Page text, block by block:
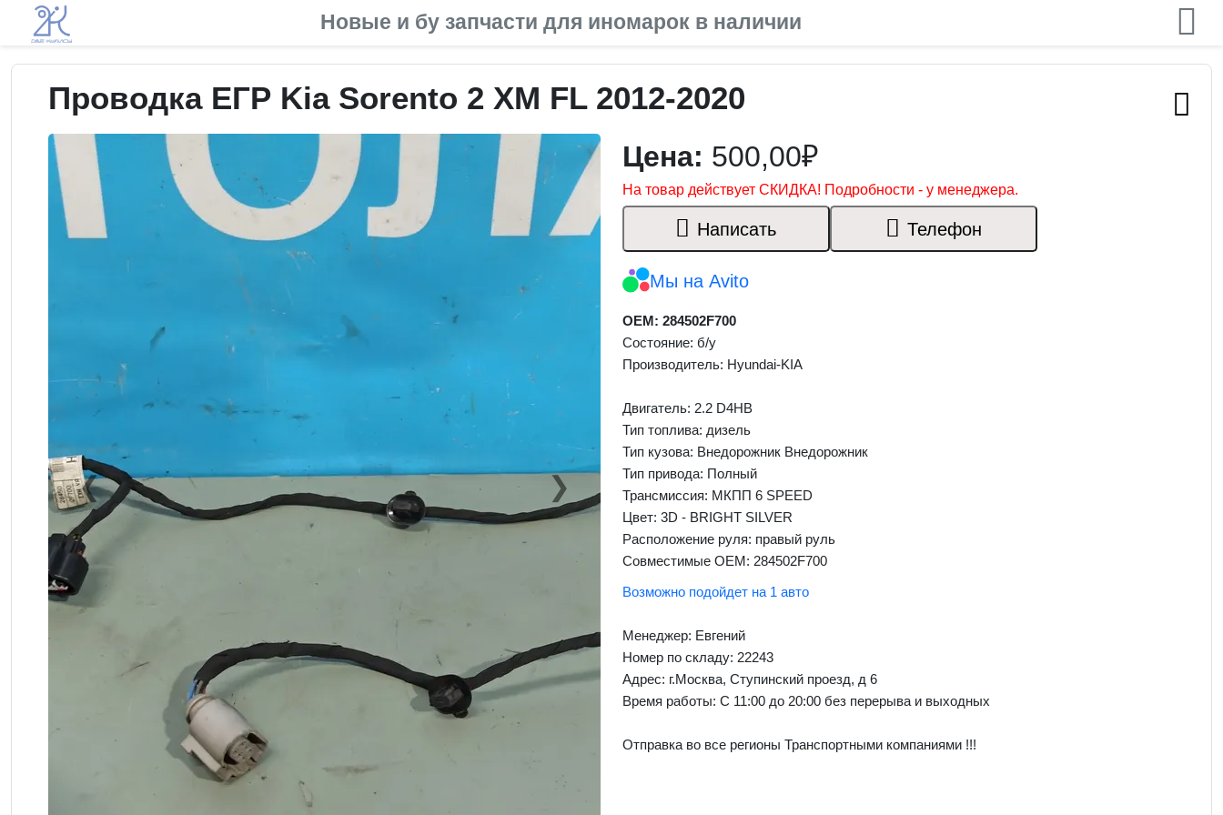
Новые и бу запчасти для иномарок в наличии
Проводка ЕГР Kia Sorento 2 XM FL 2012-2020
❮Previous ❯
Next
Цена: 500,00₽
На товар действует СКИДКА! Подробности - у менеджера.
Написать Телефон
Мы на Avito
OEM: 284502F700
Состояние: б/у
Производитель: Hyundai-KIA
Двигатель: 2.2 D4HB
Тип топлива: дизель
Тип кузова: Внедорожник Внедорожник
Тип привода: Полный
Трансмиссия: МКПП 6 SPEED
Цвет: 3D - BRIGHT SILVER
Расположение руля: правый руль
Совместимые OEM: 284502F700
Возможно подойдет на 1 авто
Менеджер: Евгений
Номер по складу: 22243
Адрес: г.Москва, Ступинский проезд, д 6
Время работы: С 11:00 до 20:00 без перерыва и выходных
Отправка во все регионы Транспортными компаниями !!!